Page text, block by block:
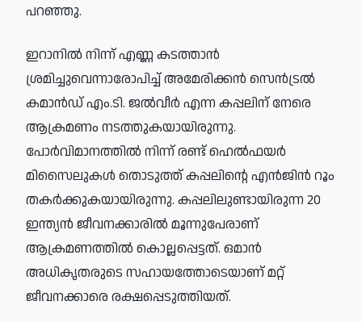
പറഞ്ഞു.
ഇറാനിൽ നിന്ന് എണ്ണ കടത്താൻ
ശ്രമിച്ചുവെന്നാരോപിച്ച് അമേരിക്കൻ സെൻട്രൽ
കമാൻഡ് എം.ടി. ജൽവീർ എന്ന കപ്പലിന് നേരെ
ആക്രമണം നടത്തുകയായിരുന്നു.
പോർവിമാനത്തിൽ നിന്ന് രണ്ട് ഹെൽഫയർ
മിസൈലുകൾ തൊടുത്ത് കപ്പലിന്റെ എൻജിൻ റൂം
തകർക്കുകയായിരുന്നു. കപ്പലിലുണ്ടായിരുന്ന 20
ഇന്ത്യൻ ജീവനക്കാരിൽ മൂന്നുപേരാണ്
ആക്രമണത്തിൽ കൊല്ലപ്പെട്ടത്. ഒമാൻ
അധികൃതരുടെ സഹായത്തോടെയാണ് മറ്റ്
ജീവനക്കാരെ രക്ഷപ്പെടുത്തിയത്.